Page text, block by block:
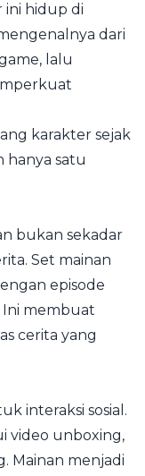
ini hidup di
dari
lalu
karakter sejak
satu
bukan sekadar
Set mainan
episode
membuat
cerita yang
interaksi sosial.
video unboxing,
Mainan menjadi